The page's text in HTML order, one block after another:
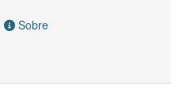
Sobre